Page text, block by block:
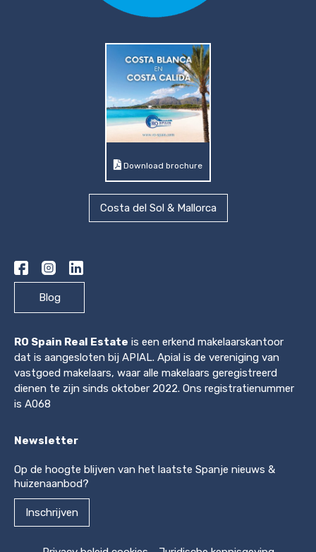
Download brochure
Costa del Sol & Mallorca
Blog
RO Spain Real Estate is een erkend makelaarskantoor
dat is aangesloten bij APIAL. Apial is de vereniging van
vastgoed makelaars, waar alle makelaars geregistreerd
dienen te zijn sinds oktober 2022. Ons registratienummer
is A068
Newsletter
Op de hoogte blijven van het laatste Spanje nieuws &
huizenaanbod?
Inschrijven